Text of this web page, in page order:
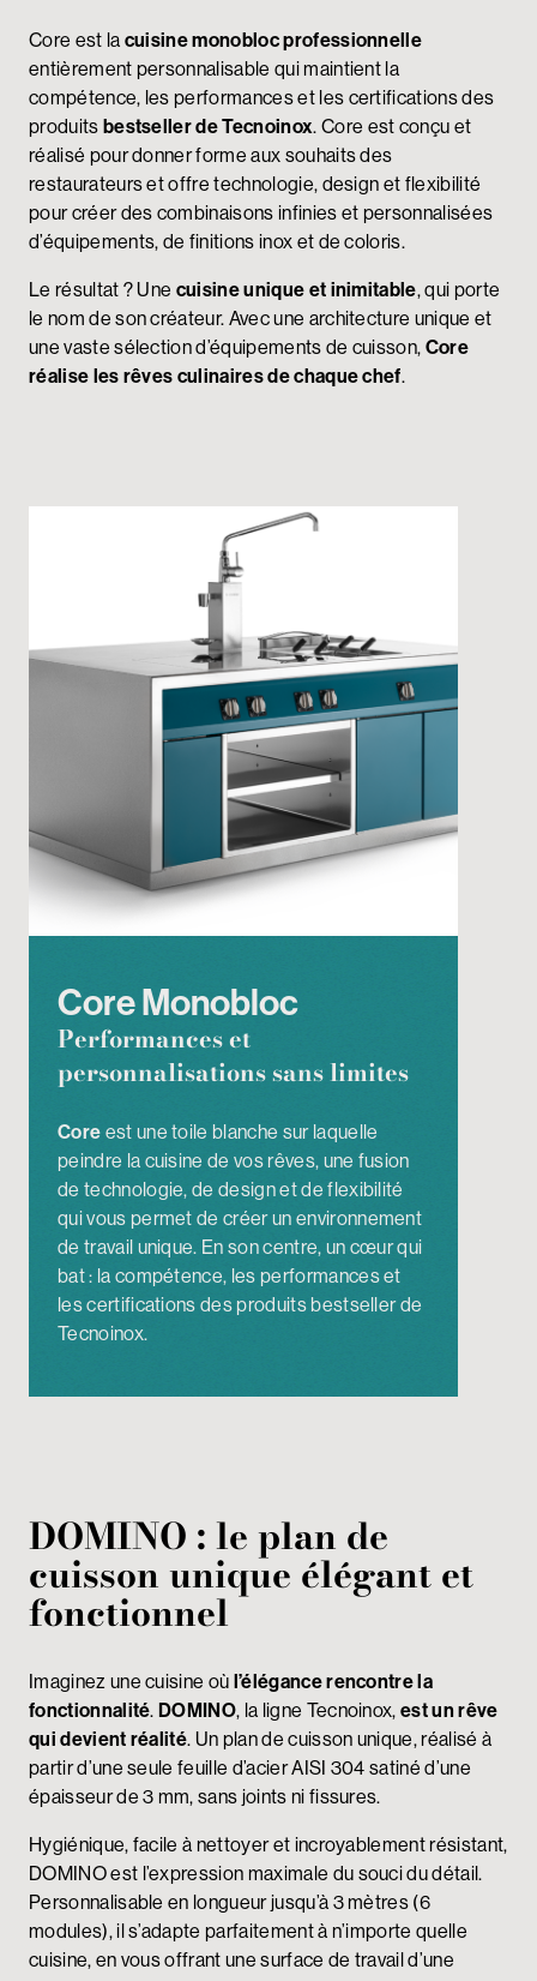
Core est la cuisine monobloc professionnelle
entièrement personnalisable qui maintient la
compétence, les performances et les certifications des
produits bestseller de Tecnoinox. Core est conçu et
réalisé pour donner forme aux souhaits des
restaurateurs et offre technologie, design et flexibilité
pour créer des combinaisons infinies et personnalisées
d’équipements, de finitions inox et de coloris.
Le résultat ? Une cuisine unique et inimitable, qui porte
le nom de son créateur. Avec une architecture unique et
une vaste sélection d’équipements de cuisson, Core
réalise les rêves culinaires de chaque chef.
Core Monobloc
Performances et
personnalisations sans limites
Core est une toile blanche sur laquelle
peindre la cuisine de vos rêves, une fusion
de technologie, de design et de flexibilité
qui vous permet de créer un environnement
de travail unique. En son centre, un cœur qui
bat : la compétence, les performances et
les certifications des produits bestseller de
Tecnoinox.
DOMINO :le plan de
cuisson unique élégant et
fonctionnel
Imaginez une cuisine où l’élégance rencontre la
fonctionnalité.DOMINO, la ligne Tecnoinox,est un rêve
qui devient réalité. Un plan de cuisson unique, réalisé à
partir d’une seule feuille d’acier AISI 304 satiné d’une
épaisseur de 3 mm, sans joints ni fissures.
Hygiénique, facile à nettoyer et incroyablement résistant,
DOMINO est l’expression maximale du souci du détail.
Personnalisable en longueur jusqu’à 3 mètres (6
modules), il s’adapte parfaitement à n’importe quelle
cuisine, en vous offrant une surface de travail d’une